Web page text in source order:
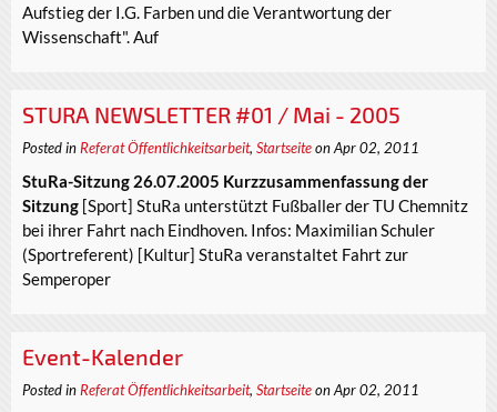
Aufstieg der I.G. Farben und die Verantwortung der
Wissenschaft". Auf
STURA NEWSLETTER #01 / Mai - 2005
Posted in Referat Öffentlichkeitsarbeit, Startseiteon Apr 02, 2011
StuRa-Sitzung 26.07.2005 Kurzzusammenfassung der
Sitzung [Sport] StuRa unterstützt Fußballer der TU Chemnitz
bei ihrer Fahrt nach Eindhoven. Infos: Maximilian Schuler
(Sportreferent) [Kultur] StuRa veranstaltet Fahrt zur
Semperoper
Event-Kalender
Posted in Referat Öffentlichkeitsarbeit, Startseiteon Apr 02, 2011